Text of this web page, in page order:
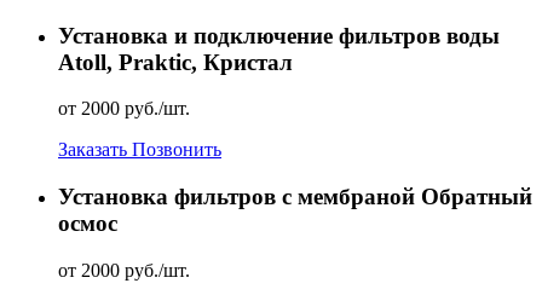
Установка и подключение фильтров воды
Atoll, Praktic, Кристал
от 2000 руб./шт.
Заказать Позвонить
Установка фильтров с мембраной Обратный
осмос
от 2000 руб./шт.